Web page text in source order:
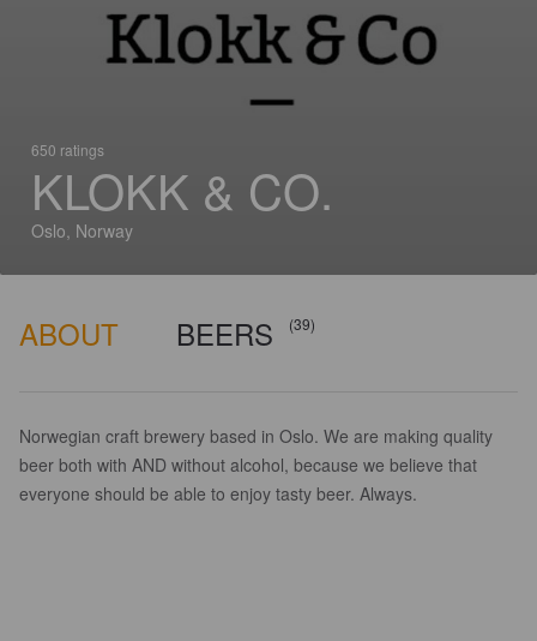
650 ratings
KLOKK & CO.
Oslo, Norway
ABOUT BEERS (39)
Norwegian craft brewery based in Oslo. We are making quality
beer both with AND without alcohol, because we believe that
everyone should be able to enjoy tasty beer. Always.